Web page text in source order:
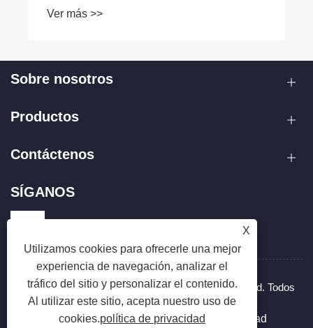
Ver más >>
Sobre nosotros
Productos
Contáctenos
SÍGANOS
Copyright © 2025 Zhejiang Hanxin Cookware Co., Ltd. Todos
los derechos reservados.
LinksSitemap RSS XMLpolítica de privacidad
X
Utilizamos cookies para ofrecerle una mejor
experiencia de navegación, analizar el
tráfico del sitio y personalizar el contenido.
Al utilizar este sitio, acepta nuestro uso de
cookies.política de privacidad